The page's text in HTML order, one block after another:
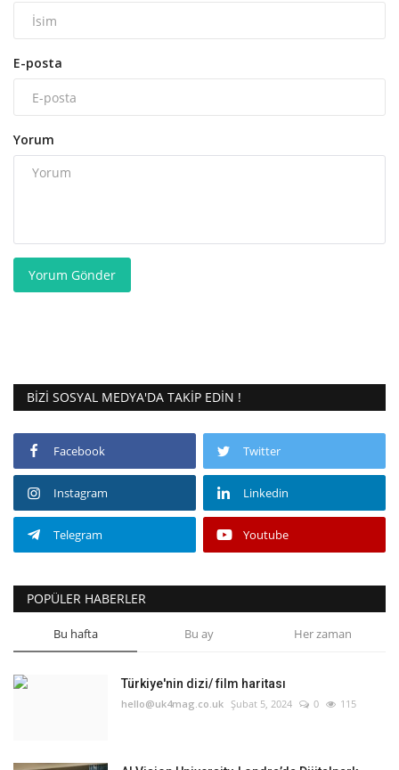
E-posta
Yorum
Yorum Gönder
BIZI SOSYAL MEDYA'DA TAKIP EDIN !
Facebook Twitter
Instagram Linkedin
Telegram Youtube
POPÜLER HABERLER
Bu hafta Bu ay Her zaman
Türkiye'nin dizi/ film haritası
hello@uk4mag.co.uk Şubat 5, 2024 0 115